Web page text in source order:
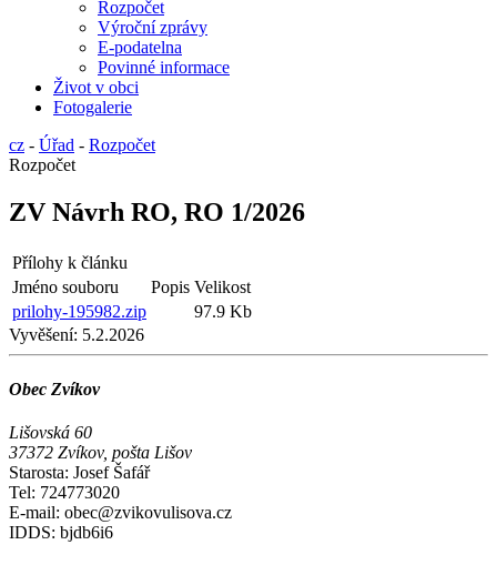
Rozpočet
Výroční zprávy
E-podatelna
Povinné informace
Život v obci
Fotogalerie
cz - Úřad - Rozpočet
Rozpočet
ZV Návrh RO, RO 1/2026
Přílohy k článku
Jméno souboru
Popis Velikost
prilohy-195982.zip
97.9 Kb
Vyvěšení: 5.2.2026
Obec Zvíkov
Lišovská 60
37372 Zvíkov, pošta Lišov
Starosta: Josef Šafář
Tel: 724773020
E-mail: obec@zvikovulisova.cz
IDDS: bjdb6i6